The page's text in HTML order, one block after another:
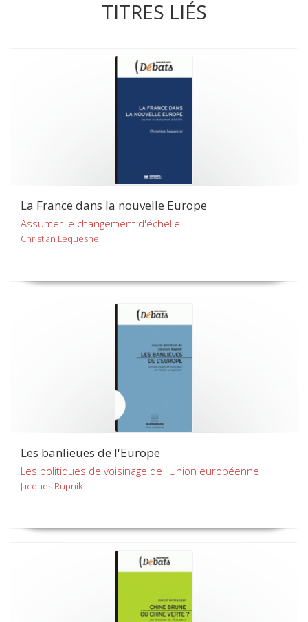
TITRES LIÉS
La France dans la nouvelle Europe
Assumer le changement d'échelle
Christian Lequesne
Les banlieues de l'Europe
Les politiques de voisinage de l'Union européenne
Jacques Rupnik